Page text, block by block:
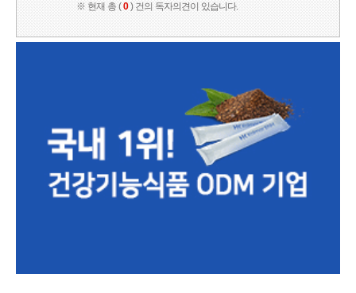
※ 현재 총 (0) 건의 독자의견이 있습니다.